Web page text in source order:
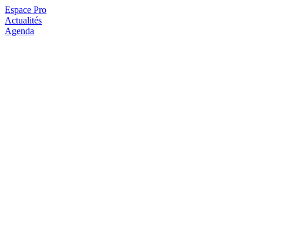
Espace Pro
Actualités
Agenda